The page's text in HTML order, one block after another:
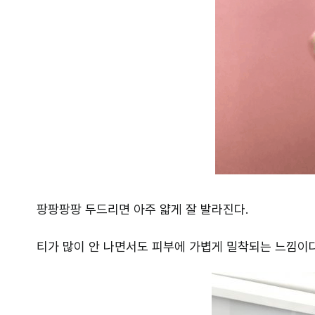
팡팡팡팡 두드리면 아주 얇게 잘 발라진다.
티가 많이 안 나면서도 피부에 가볍게 밀착되는 느낌이